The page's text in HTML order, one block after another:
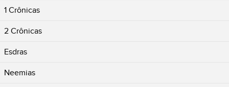
1 Crônicas
2 Crônicas
Esdras
Neemias